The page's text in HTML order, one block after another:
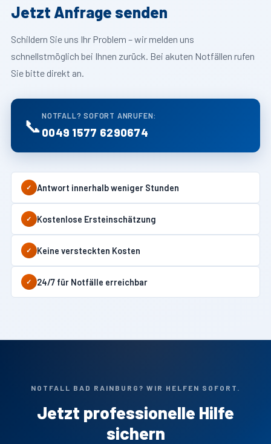
Jetzt Anfrage senden
Schildern Sie uns Ihr Problem – wir melden uns
schnellstmöglich bei Ihnen zurück. Bei akuten Notfällen rufen
Sie bitte direkt an.
📞 NOTFALL? SOFORT ANRUFEN:
0049 1577 6290674
✓ Antwort innerhalb weniger Stunden
✓ Kostenlose Ersteinschätzung
✓ Keine versteckten Kosten
✓ 24/7 für Notfälle erreichbar
NOTFALL BAD RAINBURG? WIR HELFEN SOFORT.
Jetzt professionelle Hilfe
sichern